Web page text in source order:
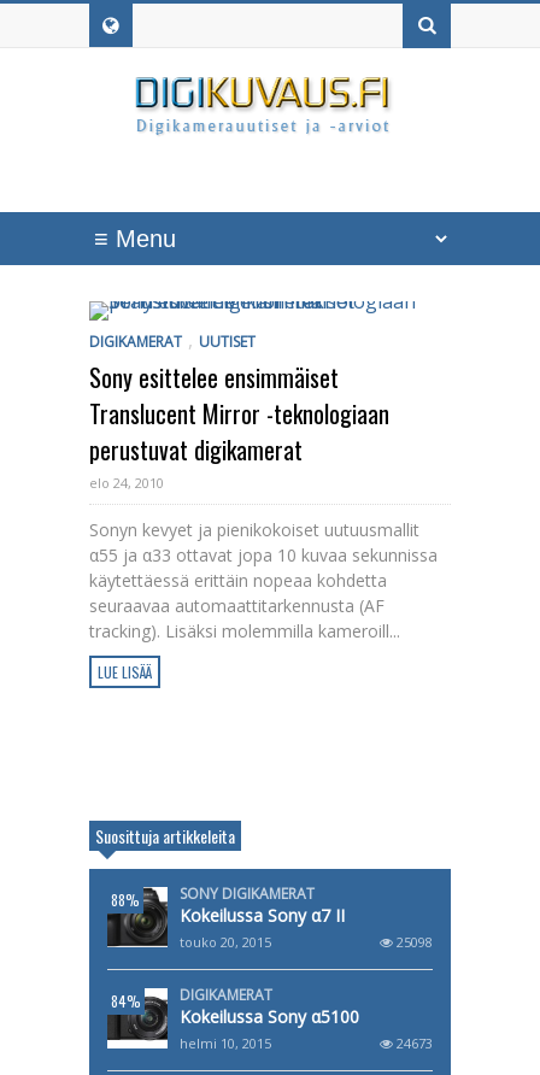
DIGIKAMERAT , UUTISET
Sony esittelee ensimmäiset
Translucent Mirror -teknologiaan
perustuvat digikamerat
elo 24, 2010
Sonyn kevyet ja pienikokoiset uutuusmallit
α55 ja α33 ottavat jopa 10 kuvaa sekunnissa
käytettäessä erittäin nopeaa kohdetta
seuraavaa automaattitarkennusta (AF
tracking). Lisäksi molemmilla kameroill...
LUE LISÄÄ
Suosittuja artikkeleita
88% SONY DIGIKAMERAT
Kokeilussa Sony α7 II
touko 20, 2015 25098
84% DIGIKAMERAT
Kokeilussa Sony α5100
helmi 10, 2015 24673